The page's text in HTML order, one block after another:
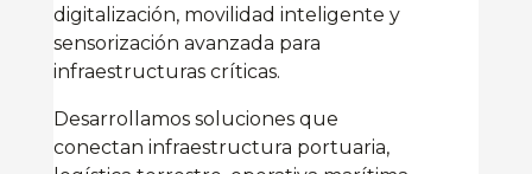
digitalización, movilidad inteligente y
sensorización avanzada para
infraestructuras críticas.
Desarrollamos soluciones que
conectan infraestructura portuaria,